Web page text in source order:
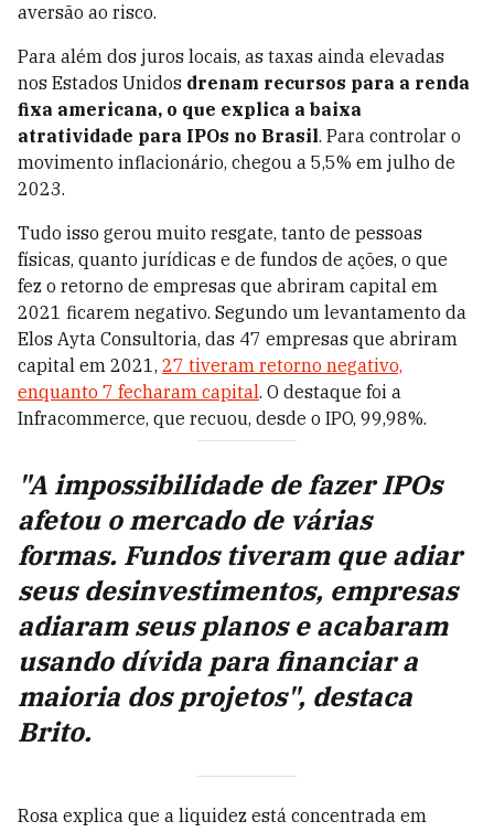
aversão ao risco.
Para além dos juros locais, as taxas ainda elevadas
nos Estados Unidos drenam recursos para a renda
fixa americana, o que explica a baixa
atratividade para IPOs no Brasil. Para controlar o
movimento inflacionário, chegou a 5,5% em julho de
2023.
Tudo isso gerou muito resgate, tanto de pessoas
físicas, quanto jurídicas e de fundos de ações, o que
fez o retorno de empresas que abriram capital em
2021 ficarem negativo. Segundo um levantamento da
Elos Ayta Consultoria, das 47 empresas que abriram
capital em 2021, 27 tiveram retorno negativo,
enquanto 7 fecharam capital. O destaque foi a
Infracommerce, que recuou, desde o IPO, 99,98%.
"A impossibilidade de fazer IPOs
afetou o mercado de várias
formas. Fundos tiveram que adiar
seus desinvestimentos, empresas
adiaram seus planos e acabaram
usando dívida para financiar a
maioria dos projetos", destaca
Brito.
Rosa explica que a liquidez está concentrada em